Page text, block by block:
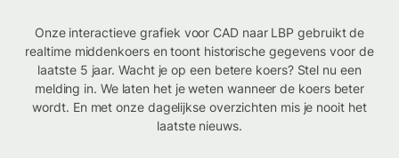
Onze interactieve grafiek voor CAD naar LBP gebruikt de
realtime middenkoers en toont historische gegevens voor de
laatste 5 jaar. Wacht je op een betere koers? Stel nu een
melding in. We laten het je weten wanneer de koers beter
wordt. En met onze dagelijkse overzichten mis je nooit het
laatste nieuws.